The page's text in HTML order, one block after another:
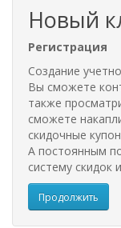
Новый
Регистрация
Создание
Вы сможете
также
сможете
скидочные
А постоянным
систему скидок
Продолжить